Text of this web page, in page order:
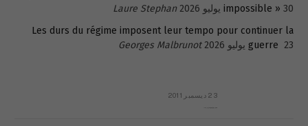
impossible » 30 يوليو 2026
Laure Stephan
Les durs du régime imposent leur tempo pour continuer la
guerre 23 يوليو 2026 Georges Malbrunot
23 ديسمبر 2011